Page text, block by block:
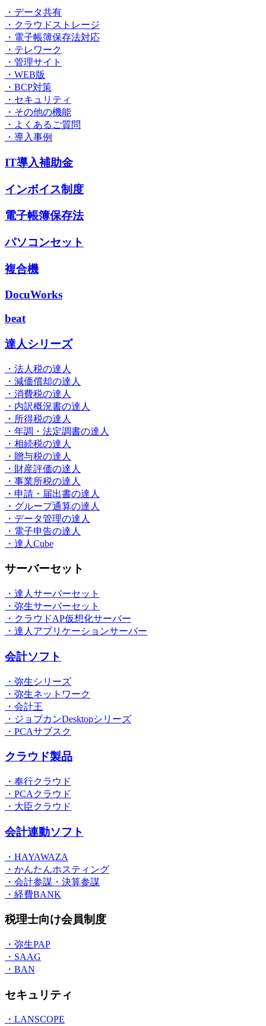
・データ共有
・クラウドストレージ
・電子帳簿保存法対応
・テレワーク
・管理サイト
・WEB版
・BCP対策
・セキュリティ
・その他の機能
・よくあるご質問
・導入事例
IT導入補助金
インボイス制度
電子帳簿保存法
パソコンセット
複合機
DocuWorks
beat
達人シリーズ
・法人税の達人
・減価償却の達人
・消費税の達人
・内訳概況書の達人
・所得税の達人
・年調・法定調書の達人
・相続税の達人
・贈与税の達人
・財産評価の達人
・事業所税の達人
・申請・届出書の達人
・グループ通算の達人
・データ管理の達人
・電子申告の達人
・達人Cube
サーバーセット
・達人サーバーセット
・弥生サーバーセット
・クラウドAP仮想化サーバー
・達人アプリケーションサーバー
会計ソフト
・弥生シリーズ
・弥生ネットワーク
・会計王
・ジョブカンDesktopシリーズ
・PCAサブスク
クラウド製品
・奉行クラウド
・PCAクラウド
・大臣クラウド
会計連動ソフト
・HAYAWAZA
・かんたんホスティング
・会計参謀・決算参謀
・経費BANK
税理士向け会員制度
・弥生PAP
・SAAG
・BAN
セキュリティ
・LANSCOPE